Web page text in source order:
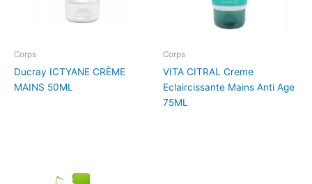
Corps
Ducray ICTYANE CRÈME
MAINS 50ML
Corps
VITA CITRAL Creme
Eclaircissante Mains Anti Age
75ML